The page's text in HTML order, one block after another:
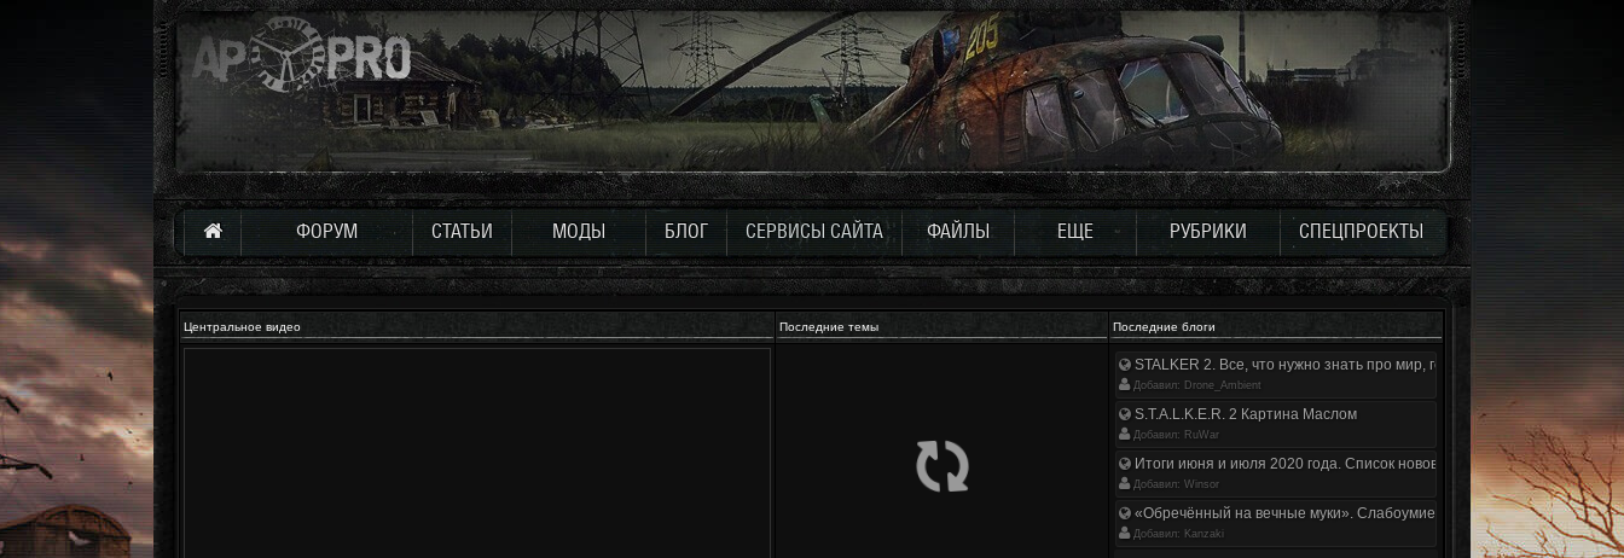
ФОРУМ СТАТЬИ МОДЫ БЛОГ СЕРВИСЫ САЙТА ФАЙЛЫ ЕЩЕ РУБРИКИ СПЕЦПРОЕКТЫ
Центральное видео Последние темы Последние блоги
STALKER 2. Все, что нужно знать про мир, геймплей и сюжет | Разбор
Добавил: Drone_Ambient
S.T.A.L.K.E.R. 2 Картина Маслом
Добавил: RuWar
Итоги июня и июля 2020 года. Список нововведений
Добавил: Winsor
«Обречённый на вечные муки». Слабоумие и отвага
Добавил: Kanzaki